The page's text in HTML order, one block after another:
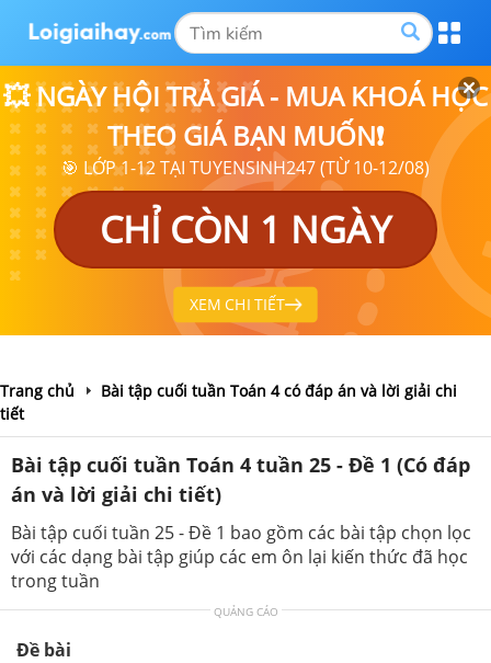
💥 NGÀY HỘI TRẢ GIÁ - MUA KHOÁ HỌC
THEO GIÁ BẠN MUỐN❗
🎯 LỚP 1-12 TẠI TUYENSINH247 (TỪ 10-12/08)
CHỈ CÒN 1 NGÀY
XEM CHI TIẾT
Trang chủ
Bài tập cuối tuần Toán 4 có đáp án và lời giải chi
tiết
Bài tập cuối tuần Toán 4 tuần 25 - Đề 1 (Có đáp
án và lời giải chi tiết)
Bài tập cuối tuần 25 - Đề 1 bao gồm các bài tập chọn lọc
với các dạng bài tập giúp các em ôn lại kiến thức đã học
trong tuần
QUẢNG CÁO
Đề bài